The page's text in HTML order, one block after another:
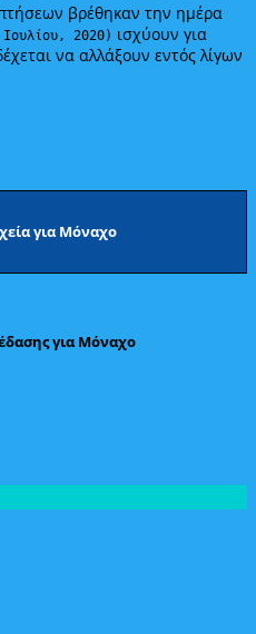
βρέθηκαν την ημέρα
2020) ισχύουν για
να αλλάξουν εντός λίγων
για Μόναχο
για Μόναχο